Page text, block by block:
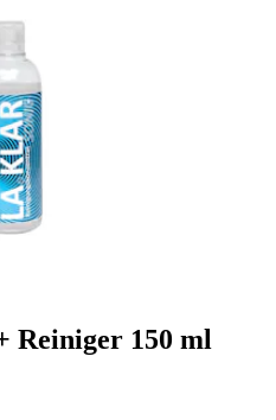
Reiniger 150 ml